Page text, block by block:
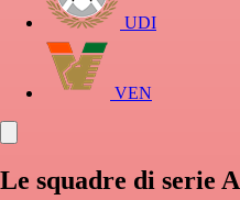
UDI
VEN
Le squadre di serie A